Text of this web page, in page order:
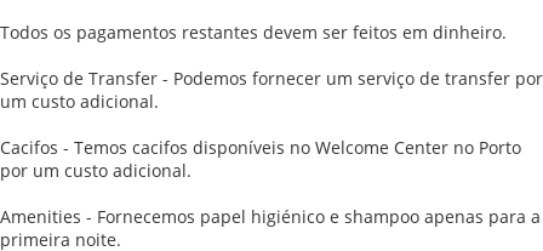
Todos os pagamentos restantes devem ser feitos em dinheiro.
Serviço de Transfer - Podemos fornecer um serviço de transfer por
um custo adicional.
Cacifos - Temos cacifos disponíveis no Welcome Center no Porto
por um custo adicional.
Amenities - Fornecemos papel higiénico e shampoo apenas para a
primeira noite.